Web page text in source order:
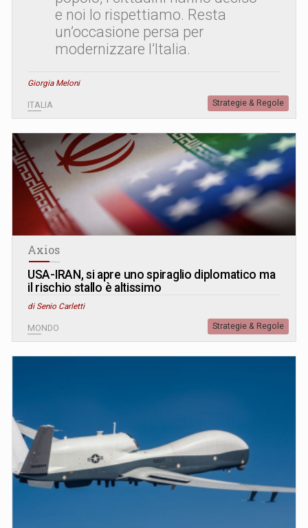
e noi lo rispettiamo. Resta
un’occasione persa per
modernizzare l’Italia.
Giorgia Meloni
ITALIA Strategie & Regole
Axios
USA-IRAN, si apre uno spiraglio diplomatico ma
il rischio stallo è altissimo
di Senio Carletti
MONDO Strategie & Regole